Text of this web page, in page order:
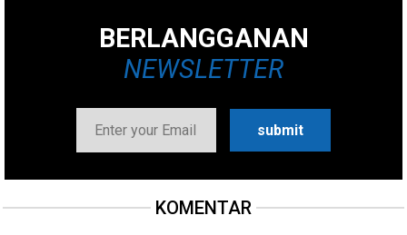
BERLANGGANAN
NEWSLETTER
KOMENTAR